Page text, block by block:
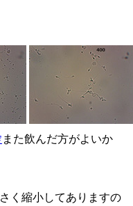
また飲んだ方がよいか
く縮小してありますの